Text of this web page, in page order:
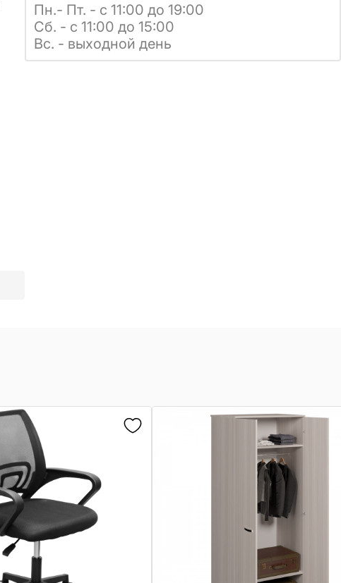
Пн.- Пт. - с 11:00 до 19:00
Сб. - с 11:00 до 15:00
Вс. - выходной день